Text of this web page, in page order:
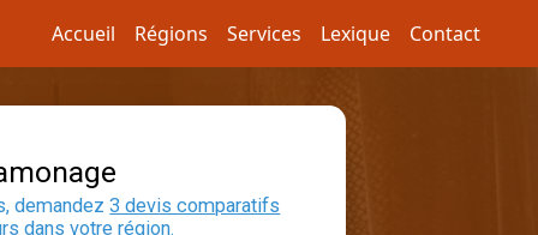
Accueil Régions Services Lexique Contact
Devis Ramonage